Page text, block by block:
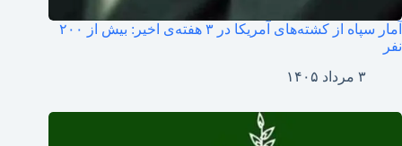
آمار سپاه از کشته‌های آمریکا در ۳ هفته‌ی اخیر: بیش از ۲۰۰
نفر
۳ مرداد ۱۴۰۵